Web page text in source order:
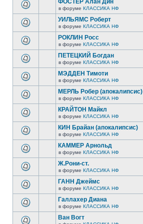
ФОСТЕР Алан Дин
в форуме КЛАССИКА НФ
УИЛЬЯМС Роберт
в форуме КЛАССИКА НФ
РОКЛИН Росс
в форуме КЛАССИКА НФ
ПЕТЕЦКИЙ Богдан
в форуме КЛАССИКА НФ
МЭДДЕН Тимоти
в форуме КЛАССИКА НФ
МЕРЛЬ Робер (апокалипсис)
в форуме КЛАССИКА НФ
КРАЙТОН Майкл
в форуме КЛАССИКА НФ
КИН Брайан (апокалипсис)
в форуме КЛАССИКА НФ
КАММЕР Арнольд
в форуме КЛАССИКА НФ
Ж.Рони-ст.
в форуме КЛАССИКА НФ
ГАНН Джеймс
в форуме КЛАССИКА НФ
Галлахер Диана
в форуме КЛАССИКА НФ
Ван Вогт